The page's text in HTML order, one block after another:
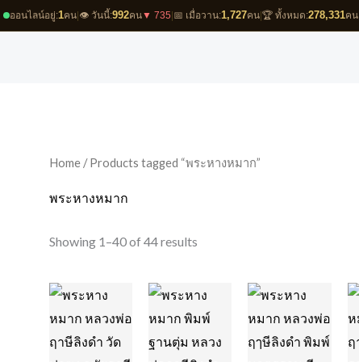
ออนไลน์อยู่:1คน 👁️ วันนี้:992คน▼ 735 📅 เมื่อวาน:1,727คน 🏆 ทั้งหมด:278,331คน
Home/ Products tagged “พระหางหมาก”
พระหางหมาก
Showing 1–40 of 44 results
Sorted